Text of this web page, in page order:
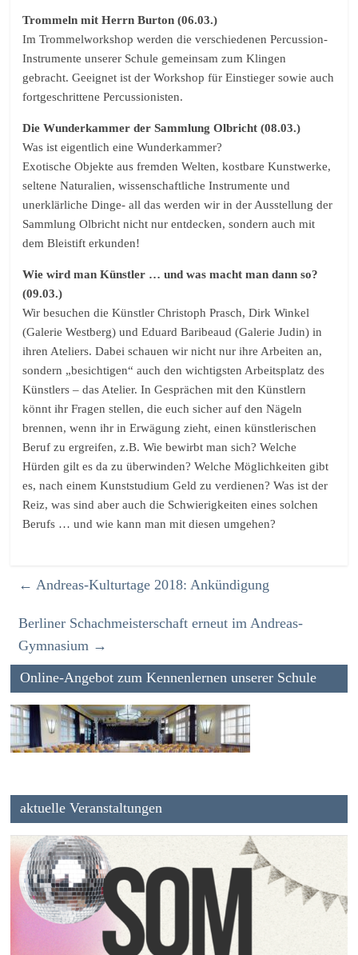
Trommeln mit Herrn Burton (06.03.)
Im Trommelworkshop werden die verschiedenen Percussion-
Instrumente unserer Schule gemeinsam zum Klingen
gebracht. Geeignet ist der Workshop für Einstieger sowie auch
fortgeschrittene Percussionisten.
Die Wunderkammer der Sammlung Olbricht (08.03.)
Was ist eigentlich eine Wunderkammer?
Exotische Objekte aus fremden Welten, kostbare Kunstwerke,
seltene Naturalien, wissenschaftliche Instrumente und
unerklärliche Dinge- all das werden wir in der Ausstellung der
Sammlung Olbricht nicht nur entdecken, sondern auch mit
dem Bleistift erkunden!
Wie wird man Künstler … und was macht man dann so?
(09.03.)
Wir besuchen die Künstler Christoph Prasch, Dirk Winkel
(Galerie Westberg) und Eduard Baribeaud (Galerie Judin) in
ihren Ateliers. Dabei schauen wir nicht nur ihre Arbeiten an,
sondern „besichtigen“ auch den wichtigsten Arbeitsplatz des
Künstlers – das Atelier. In Gesprächen mit den Künstlern
könnt ihr Fragen stellen, die euch sicher auf den Nägeln
brennen, wenn ihr in Erwägung zieht, einen künstlerischen
Beruf zu ergreifen, z.B. Wie bewirbt man sich? Welche
Hürden gilt es da zu überwinden? Welche Möglichkeiten gibt
es, nach einem Kunststudium Geld zu verdienen? Was ist der
Reiz, was sind aber auch die Schwierigkeiten eines solchen
Berufs … und wie kann man mit diesen umgehen?
← Andreas-Kulturtage 2018: Ankündigung
Berliner Schachmeisterschaft erneut im Andreas-
Gymnasium →
Online-Angebot zum Kennenlernen unserer Schule
aktuelle Veranstaltungen